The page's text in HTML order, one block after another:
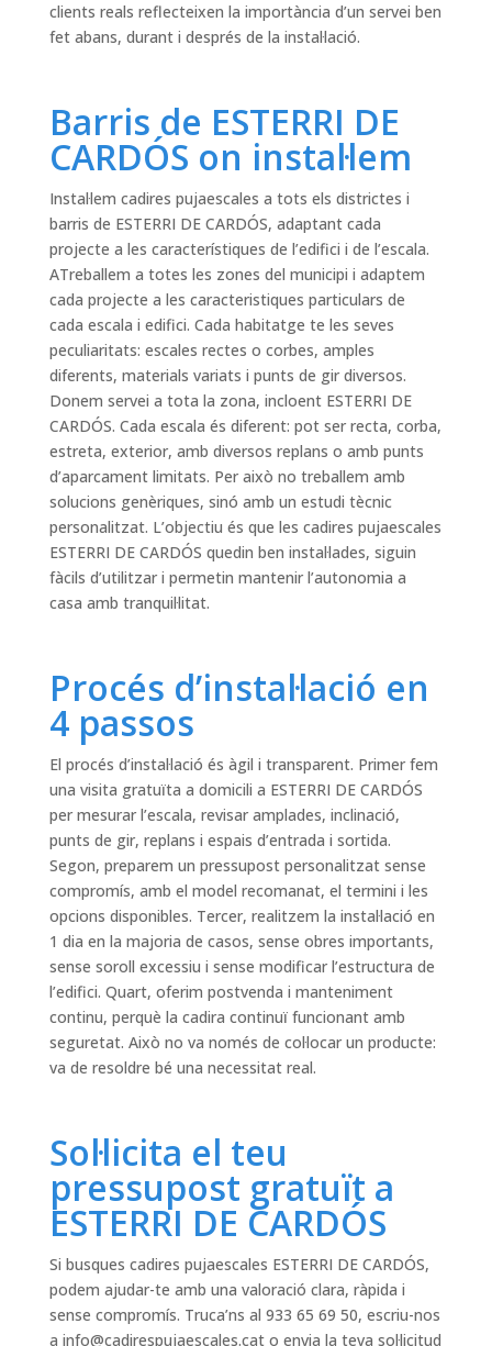
clients reals reflecteixen la importància d’un servei ben
fet abans, durant i després de la instal·lació.
Barris de ESTERRI DE
CARDÓS on instal·lem
Instal·lem cadires pujaescales a tots els districtes i
barris de ESTERRI DE CARDÓS, adaptant cada
projecte a les característiques de l’edifici i de l’escala.
ATreballem a totes les zones del municipi i adaptem
cada projecte a les caracteristiques particulars de
cada escala i edifici. Cada habitatge te les seves
peculiaritats: escales rectes o corbes, amples
diferents, materials variats i punts de gir diversos.
Donem servei a tota la zona, incloent ESTERRI DE
CARDÓS. Cada escala és diferent: pot ser recta, corba,
estreta, exterior, amb diversos replans o amb punts
d’aparcament limitats. Per això no treballem amb
solucions genèriques, sinó amb un estudi tècnic
personalitzat. L’objectiu és que les cadires pujaescales
ESTERRI DE CARDÓS quedin ben instal·lades, siguin
fàcils d’utilitzar i permetin mantenir l’autonomia a
casa amb tranquil·litat.
Procés d’instal·lació en
4 passos
El procés d’instal·lació és àgil i transparent. Primer fem
una visita gratuïta a domicili a ESTERRI DE CARDÓS
per mesurar l’escala, revisar amplades, inclinació,
punts de gir, replans i espais d’entrada i sortida.
Segon, preparem un pressupost personalitzat sense
compromís, amb el model recomanat, el termini i les
opcions disponibles. Tercer, realitzem la instal·lació en
1 dia en la majoria de casos, sense obres importants,
sense soroll excessiu i sense modificar l’estructura de
l’edifici. Quart, oferim postvenda i manteniment
continu, perquè la cadira continuï funcionant amb
seguretat. Això no va només de col·locar un producte:
va de resoldre bé una necessitat real.
Sol·licita el teu
pressupost gratuït a
ESTERRI DE CARDÓS
Si busques cadires pujaescales ESTERRI DE CARDÓS,
podem ajudar-te amb una valoració clara, ràpida i
sense compromís. Truca’ns al 933 65 69 50, escriu-nos
a info@cadirespujaescales.cato envia la teva sol·licitud